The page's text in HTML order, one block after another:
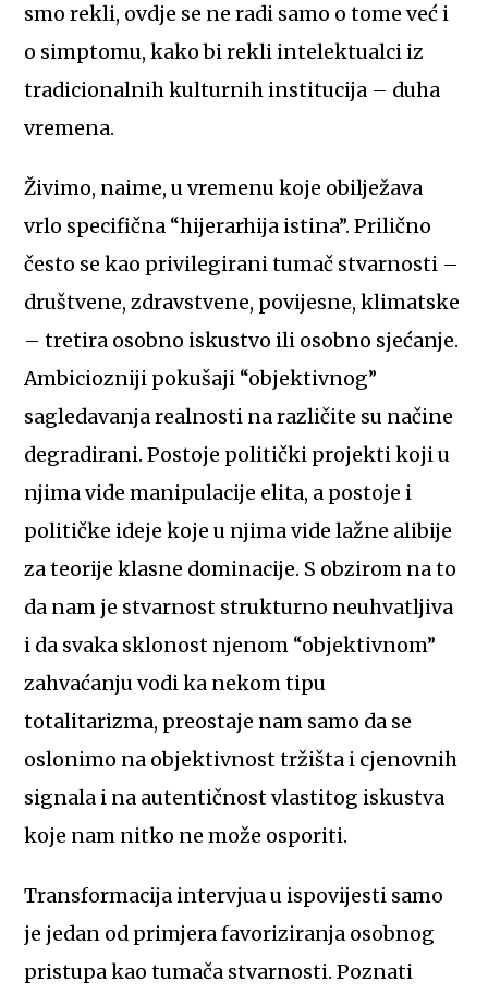
smo rekli, ovdje se ne radi samo o tome već i
o simptomu, kako bi rekli intelektualci iz
tradicionalnih kulturnih institucija – duha
vremena.
Živimo, naime, u vremenu koje obilježava
vrlo specifična “hijerarhija istina”. Prilično
često se kao privilegirani tumač stvarnosti –
društvene, zdravstvene, povijesne, klimatske
– tretira osobno iskustvo ili osobno sjećanje.
Ambiciozniji pokušaji “objektivnog”
sagledavanja realnosti na različite su načine
degradirani. Postoje politički projekti koji u
njima vide manipulacije elita, a postoje i
političke ideje koje u njima vide lažne alibije
za teorije klasne dominacije. S obzirom na to
da nam je stvarnost strukturno neuhvatljiva
i da svaka sklonost njenom “objektivnom”
zahvaćanju vodi ka nekom tipu
totalitarizma, preostaje nam samo da se
oslonimo na objektivnost tržišta i cjenovnih
signala i na autentičnost vlastitog iskustva
koje nam nitko ne može osporiti.
Transformacija intervjua u ispovijesti samo
je jedan od primjera favoriziranja osobnog
pristupa kao tumača stvarnosti. Poznati